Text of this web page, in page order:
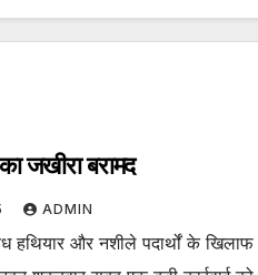
का जखीरा बरामद
ADMIN
हथियार और नशीले पदार्थों के खिलाफ